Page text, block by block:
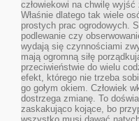
człowiekowi na chwilę
Właśnie dlatego tak wiele
prostych prac ogrodowych.
podlewanie czy
wydają się czynnościami
mają ogromną siłę
przeciwieństwie do wielu
efekt, którego nie trzeba
go gołym okiem. Człowiek
dostrzega zmianę. To
zaskakująco kojące, bo